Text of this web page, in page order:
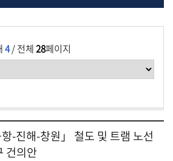
4/ 전체28페이지
-진해-창원」 철도 및 트램 노선
건의안